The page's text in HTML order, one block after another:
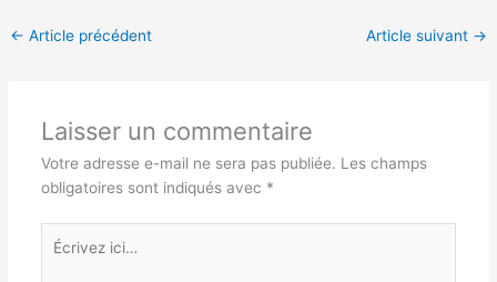
← Article précédent Article suivant →
Laisser un commentaire
Votre adresse e-mail ne sera pas publiée. Les champs
obligatoires sont indiqués avec *
Écrivez
ici…